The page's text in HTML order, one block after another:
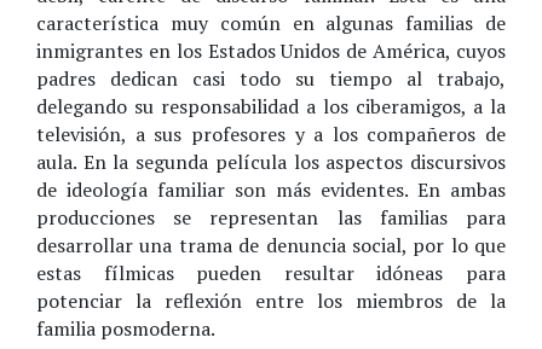
característica muy común en algunas familias de
inmigrantes en los Estados Unidos de América, cuyos
padres dedican casi todo su tiempo al trabajo,
delegando su responsabilidad a los ciberamigos, a la
televisión, a sus profesores y a los compañeros de
aula. En la segunda película los aspectos discursivos
de ideología familiar son más evidentes. En ambas
producciones se representan las familias para
desarrollar una trama de denuncia social, por lo que
estas fílmicas pueden resultar idóneas para
potenciar la reflexión entre los miembros de la
familia posmoderna.